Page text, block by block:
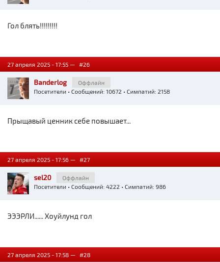
Гол блять!!!!!!!!!
27 апреля 2025 - 17:55 — #26
Banderlog
Оффлайн
Посетители • Сообщений: 10672 • Симпатий: 2158
Прыщавый ценник себе повышает...
27 апреля 2025 - 17:56 — #27
sel20
Оффлайн
Посетители • Сообщений: 4222 • Симпатий: 986
ЭЭЭРЛИ...... Хоуйлунд гол
27 апреля 2025 - 17:58 — #28